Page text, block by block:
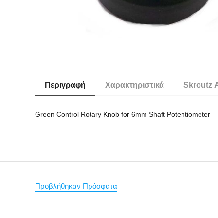
Περιγραφή Χαρακτηριστικά Skroutz
Green Control Rotary Knob for 6mm Shaft Potentiometer
Προβλήθηκαν Πρόσφατα